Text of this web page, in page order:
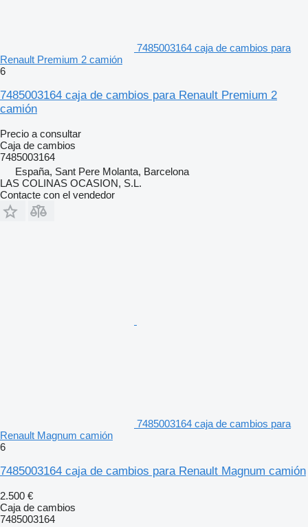
7485003164 caja de cambios para
Renault Premium 2 camión
6
7485003164 caja de cambios para Renault Premium 2
camión
Precio a consultar
Caja de cambios
7485003164
España, Sant Pere Molanta, Barcelona
LAS COLINAS OCASION, S.L.
Contacte con el vendedor
7485003164 caja de cambios para
Renault Magnum camión
6
7485003164 caja de cambios para Renault Magnum camión
2.500 €
Caja de cambios
7485003164